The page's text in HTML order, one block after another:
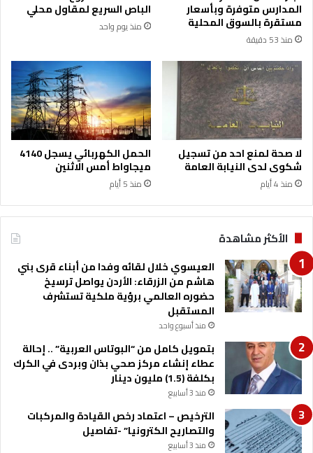
ل
ش
خ
ص
ة
(
س
م
ا
ء
)
المدارس متوفرة وبأسعار
مستقرة بالسوق المحلية
منذ 53 دقيقة
الباص السريع لمقاول محلي
منذ يوم واحد
لا صحة لمنع احد من تسجيل
شكوى لدى النيابة العامة
منذ 4 أيام
الحمل الكهربائي يسجل 4140
ميجاواط أمس الاثنين
منذ 5 أيام
الأكثر مشاهدة
العيسوي خلال لقائه وفدا من أبناء قرى بني
هاشم من الزرقاء: الأردن يواصل ترسيخ
حضوره العالمي برؤية ملكية تستشرف
المستقبل
منذ أسبوع واحد
بتمويل كامل من “البوتاس العربية” .. إحالة
عطاء إنشاء مركز صحي بذان وبردى في الكرك
بكلفة (1.5) مليون دينار
منذ 3 أسابيع
الترخيص – اعتماد رخص القيادة والمركبات
والتصاريح الكترونيا” -تفاصيل
منذ 3 أسابيع